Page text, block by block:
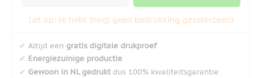
Let op: Je hebt (nog) geen bedrukking geselecteerd
✔ Altijd een gratis digitale drukproef
✔ Energiezuinige productie
✔ Gewoon in NL gedruktdus 100% kwaliteitsgarantie